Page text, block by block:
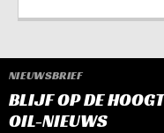
NIEUWSBRIEF
BLIJF OP DE
OIL-NIEUWS